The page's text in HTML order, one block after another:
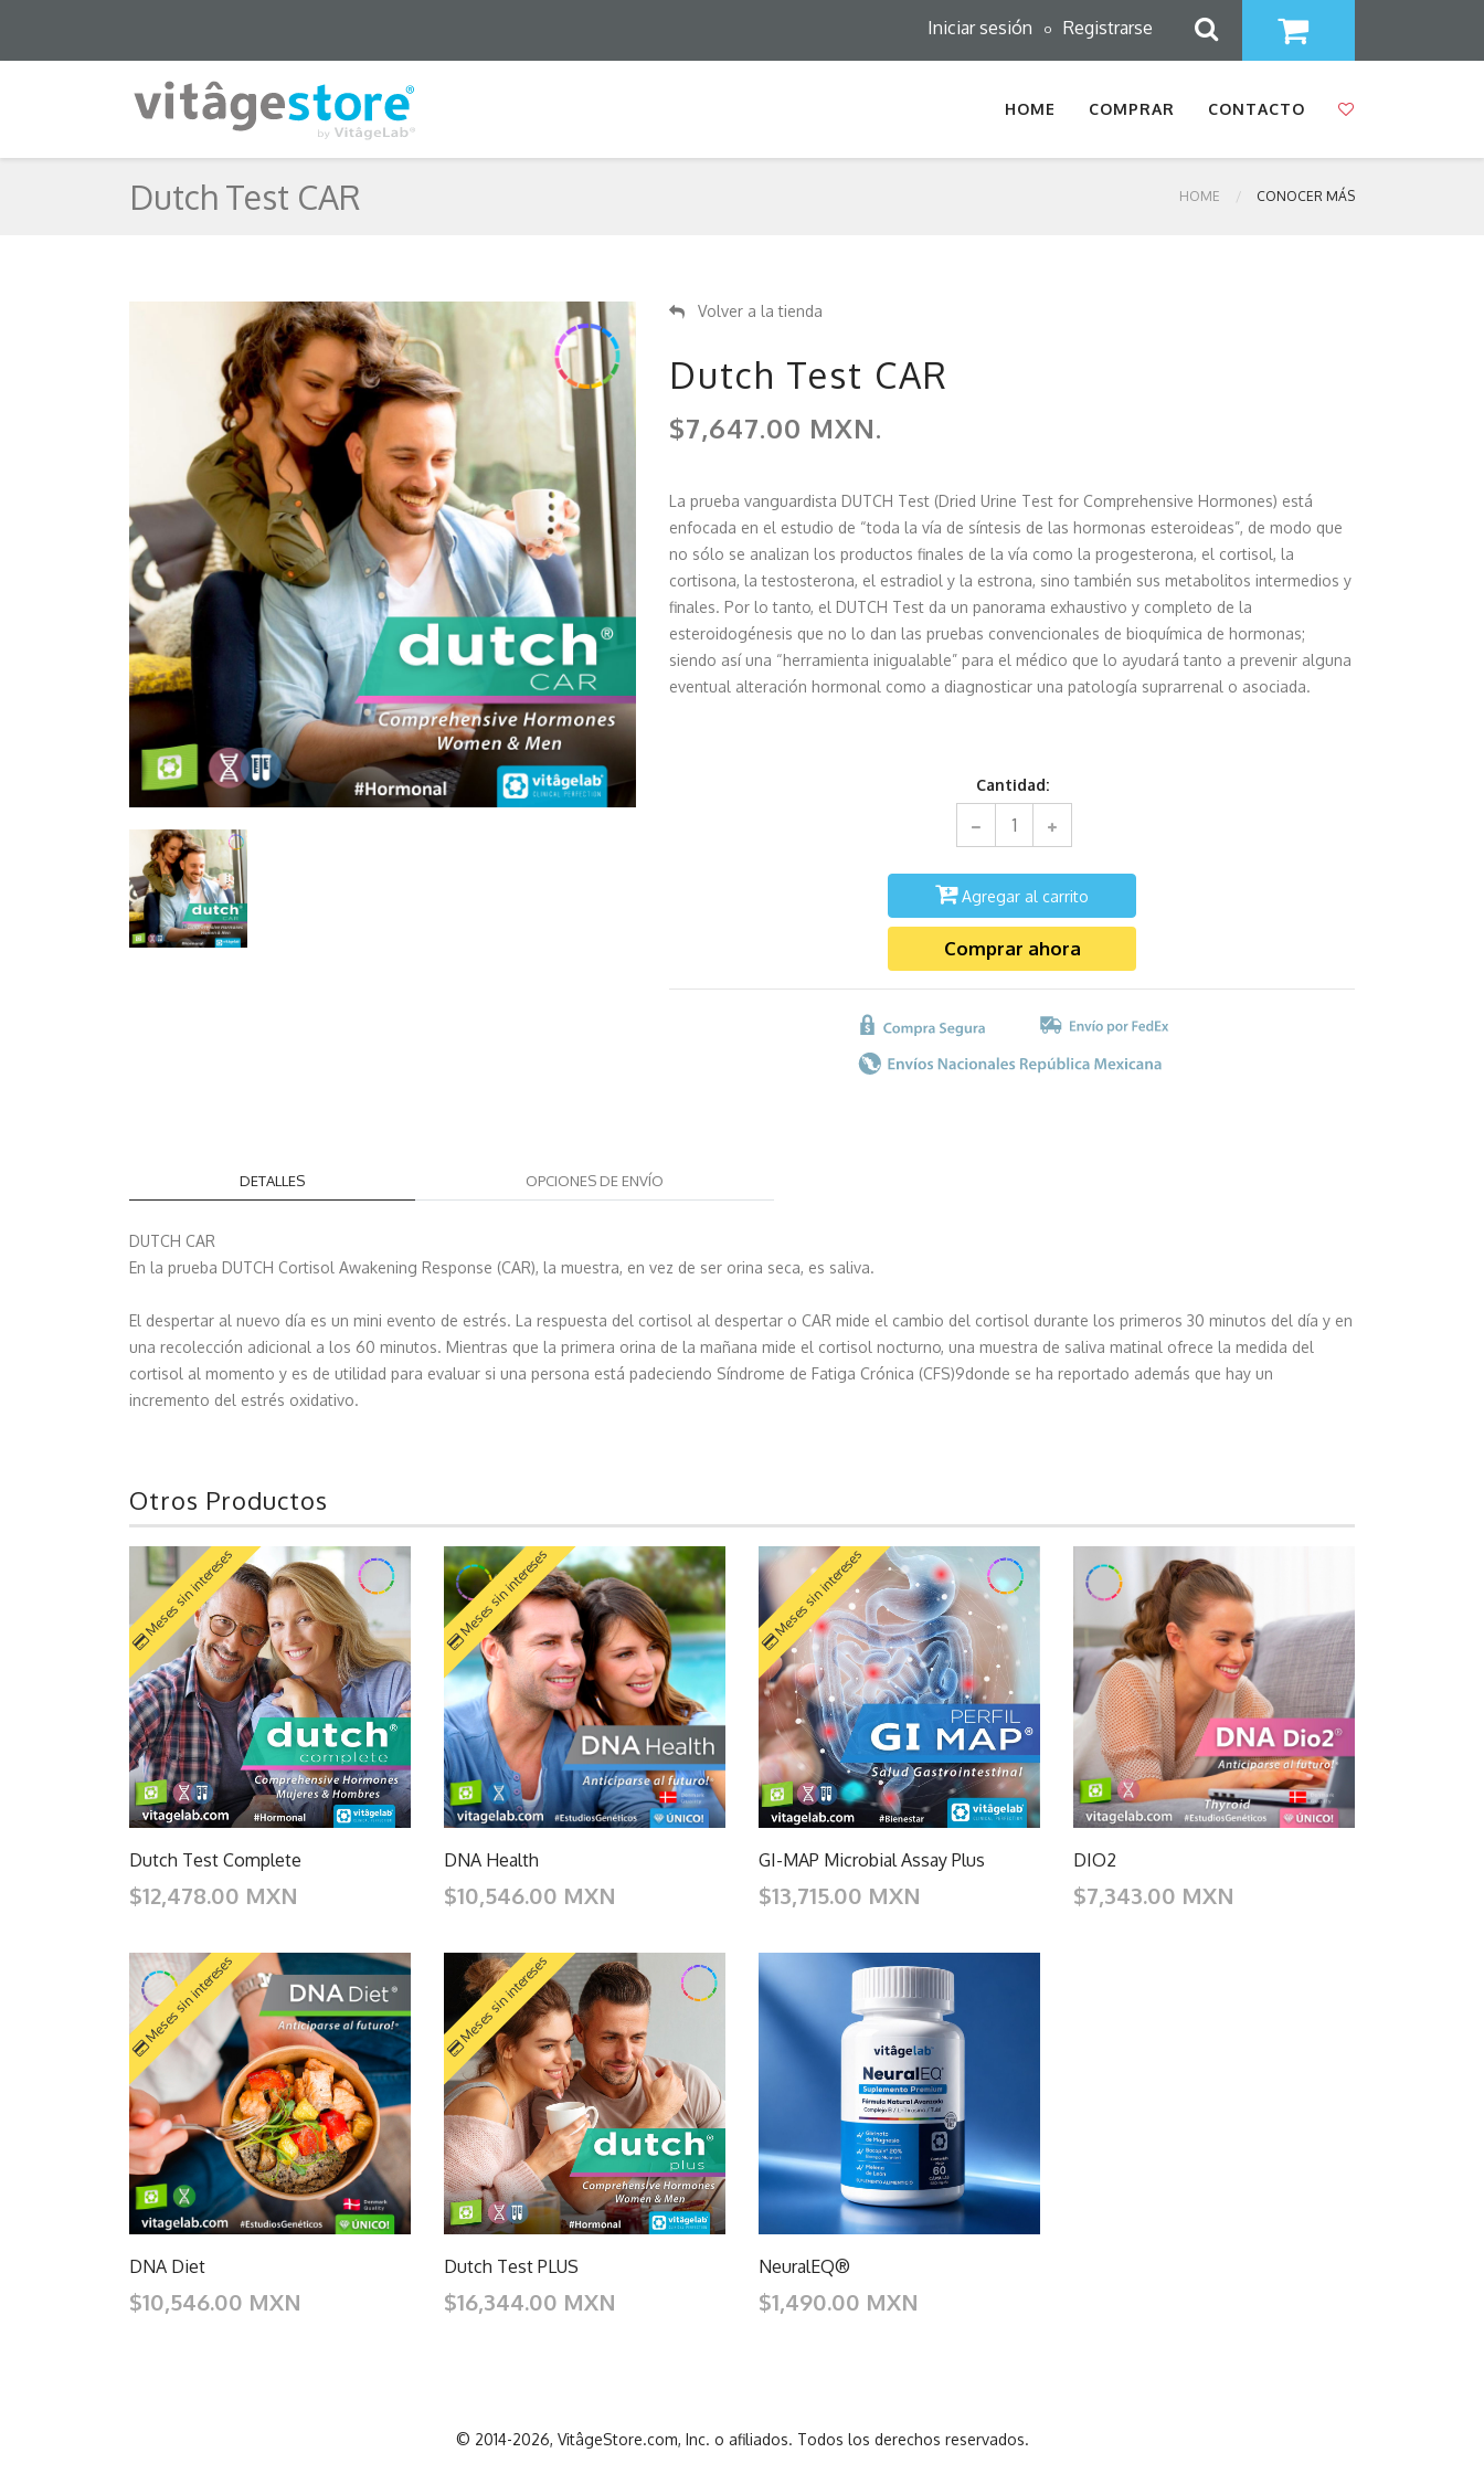
Iniciar sesión o Registrarse
HOME COMPRAR CONTACTO
Dutch Test CAR HOME CONOCER MÁS
Volver a la tienda
Dutch Test CAR
$7,647.00 MXN.
La prueba vanguardista DUTCH Test (Dried Urine Test for Comprehensive Hormones) está
enfocada en el estudio de “toda la vía de síntesis de las hormonas esteroideas”, de modo que
no sólo se analizan los productos finales de la vía como la progesterona, el cortisol, la
cortisona, la testosterona, el estradiol y la estrona, sino también sus metabolitos intermedios y
finales. Por lo tanto, el DUTCH Test da un panorama exhaustivo y completo de la
esteroidogénesis que no lo dan las pruebas convencionales de bioquímica de hormonas;
siendo así una “herramienta inigualable” para el médico que lo ayudará tanto a prevenir alguna
eventual alteración hormonal como a diagnosticar una patología suprarrenal o asociada.
Cantidad:
Agregar al carrito
Comprar ahora
DETALLES OPCIONES DE ENVÍO
DUTCH CAR
En la prueba DUTCH Cortisol Awakening Response (CAR), la muestra, en vez de ser orina seca, es saliva.
El despertar al nuevo día es un mini evento de estrés. La respuesta del cortisol al despertar o CAR mide el cambio del cortisol durante los primeros 30 minutos del día y en
una recolección adicional a los 60 minutos. Mientras que la primera orina de la mañana mide el cortisol nocturno, una muestra de saliva matinal ofrece la medida del
cortisol al momento y es de utilidad para evaluar si una persona está padeciendo Síndrome de Fatiga Crónica (CFS)9donde se ha reportado además que hay un
incremento del estrés oxidativo.
Otros Productos
Meses sin intereses
Dutch Test Complete
$12,478.00 MXN
Meses sin intereses
DNA Health
$10,546.00 MXN
Meses sin intereses
GI-MAP Microbial Assay Plus
$13,715.00 MXN
DIO2
$7,343.00 MXN
Meses sin intereses
DNA Diet
$10,546.00 MXN
Meses sin intereses
Dutch Test PLUS
$16,344.00 MXN
NeuralEQ®
$1,490.00 MXN
© 2014-2026, VitâgeStore.com, Inc. o afiliados. Todos los derechos reservados.